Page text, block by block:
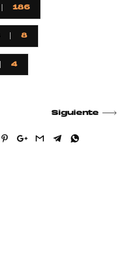
186
8
4
Siguiente